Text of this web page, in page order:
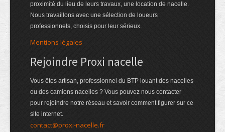
proximité du lieu de leurs travaux, une location de nacelle.
Nous travaillons avec une sélection de loueurs
professionnels, choisis pour leur sérieux.
Mentions légales
Rejoindre Proxi nacelle
Vous êtes artisan, professionnel du BTP louant des nacelles
ou des camions nacelles ? Vous pouvez nous contacter
pour rejoindre notre réseau et savoir comment figurer sur ce
site internet.
contact@proxi-nacelle.fr